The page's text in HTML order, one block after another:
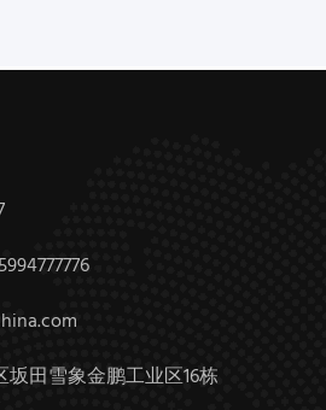
田雪象金鹏工业区16栋